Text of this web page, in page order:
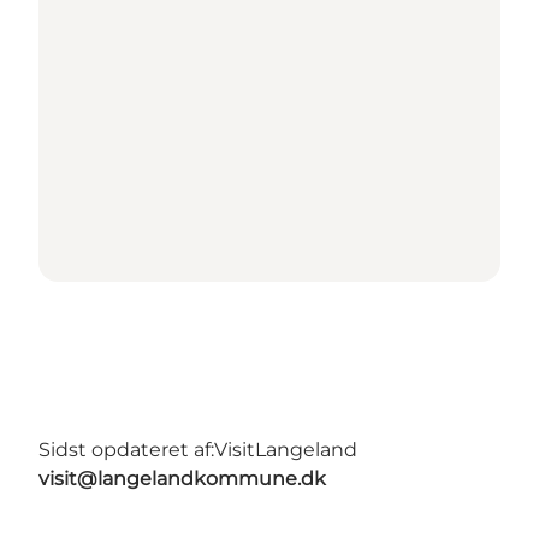
Sidst opdateret af:VisitLangeland
visit@langelandkommune.dk